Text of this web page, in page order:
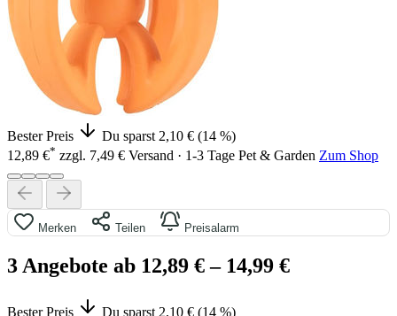
Bester Preis
Du sparst 2,10 € (14 %)
12,89 €* zzgl. 7,49 € Versand · 1-3 Tage Pet & Garden Zum Shop
Merken Teilen Preisalarm
3 Angebote ab 12,89 €– 14,99 €
Bester Preis
Du sparst 2,10 € (14 %)